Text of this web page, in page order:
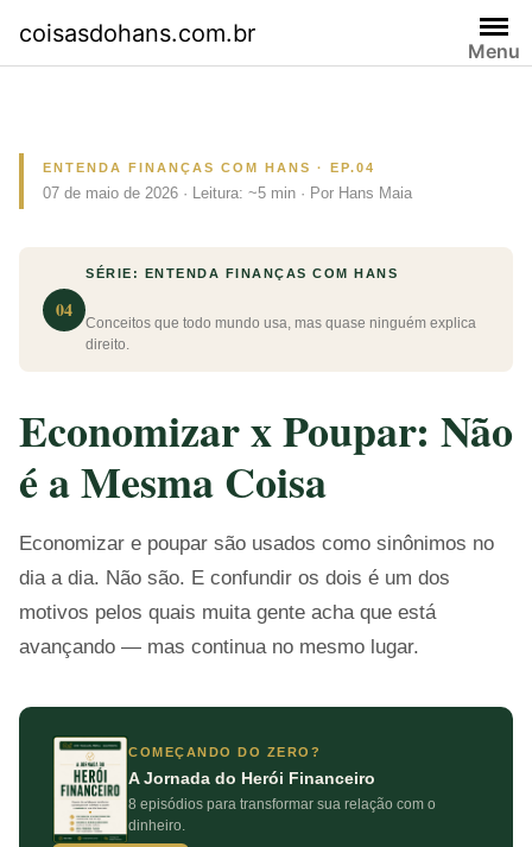
content
coisasdohans.com.br
Menu
ENTENDA FINANÇAS COM HANS · EP.04
07 de maio de 2026 · Leitura: ~5 min · Por Hans Maia
04
SÉRIE: ENTENDA FINANÇAS COM HANS
Conceitos que todo mundo usa, mas quase ninguém explica
direito.
Economizar x Poupar: Não
é a Mesma Coisa
Economizar e poupar são usados como sinônimos no
dia a dia. Não são. E confundir os dois é um dos
motivos pelos quais muita gente acha que está
avançando — mas continua no mesmo lugar.
COMEÇANDO DO ZERO?
A Jornada do Herói Financeiro
8 episódios para transformar sua relação com o
dinheiro.